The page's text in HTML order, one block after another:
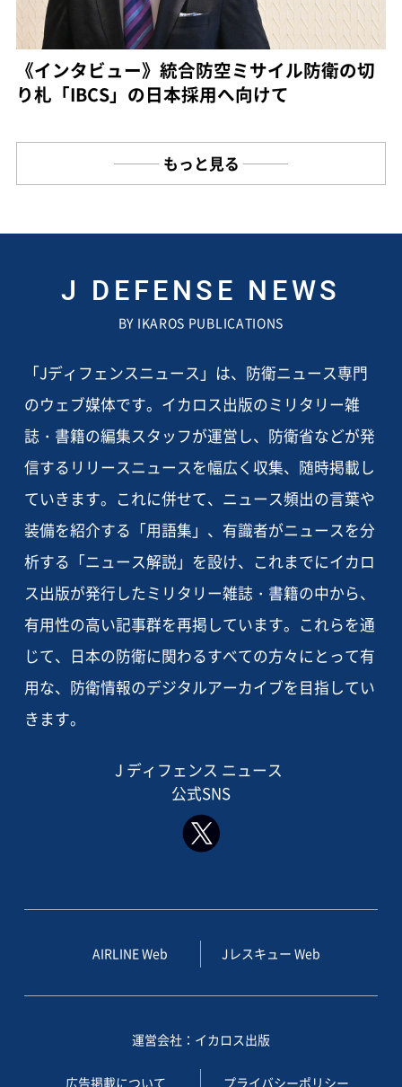
《インタビュー》統合防空ミサイル防衛の切
り札「IBCS」の日本採用へ向けて
もっと見る
J DEFENSE NEWS
BY IKAROS PUBLICATIONS
「Jディフェンスニュース」は、防衛ニュース専門
のウェブ媒体です。イカロス出版のミリタリー雑
誌・書籍の編集スタッフが運営し、防衛省などが発
信するリリースニュースを幅広く収集、随時掲載し
ていきます。これに併せて、ニュース頻出の言葉や
装備を紹介する「用語集」、有識者がニュースを分
析する「ニュース解説」を設け、これまでにイカロ
ス出版が発行したミリタリー雑誌・書籍の中から、
有用性の高い記事群を再掲しています。これらを通
じて、日本の防衛に関わるすべての方々にとって有
用な、防衛情報のデジタルアーカイブを目指してい
きます。
J ディフェンス ニュース
公式SNS
AIRLINE Web Jレスキュー Web
運営会社：イカロス出版
広告掲載について プライバシーポリシー